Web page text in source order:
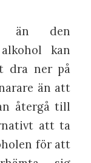
än den
kan
dra ner på
än att
återgå till
att ta
för att